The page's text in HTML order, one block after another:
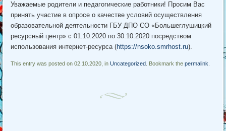
Уважаемые родители и педагогические работники! Просим Вас
принять участие в опросе о качестве условий осуществления
образовательной деятельности ГБУ ДПО СО «Большеглушицкий
ресурсный центр» с 01.10.2020 по 30.10.2020 посредством
использования интернет-ресурса (https://nsoko.smrhost.ru).
This entry was posted on 02.10.2020, inUncategorized . Bookmark thepermalink